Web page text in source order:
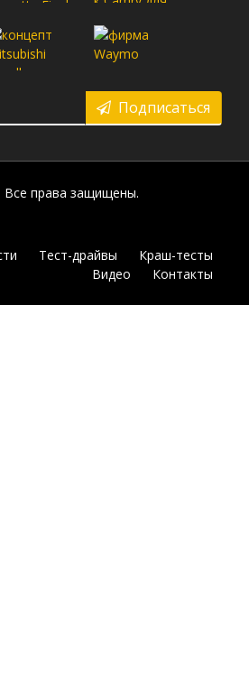
Подписаться
Все права защищены.
Тест-драйвы
Краш-тесты
Видео
Контакты